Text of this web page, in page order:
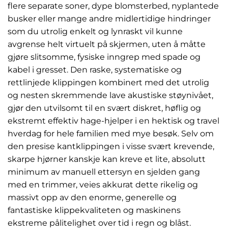
flere separate soner, dype blomsterbed, nyplantede
busker eller mange andre midlertidige hindringer
som du utrolig enkelt og lynraskt vil kunne
avgrense helt virtuelt på skjermen, uten å måtte
gjøre slitsomme, fysiske inngrep med spade og
kabel i gresset. Den raske, systematiske og
rettlinjede klippingen kombinert med det utrolig
og nesten skremmende lave akustiske støynivået,
gjør den utvilsomt til en svært diskret, høflig og
ekstremt effektiv hage-hjelper i en hektisk og travel
hverdag for hele familien med mye besøk. Selv om
den presise kantklippingen i visse svært krevende,
skarpe hjørner kanskje kan kreve et lite, absolutt
minimum av manuell ettersyn en sjelden gang
med en trimmer, veies akkurat dette rikelig og
massivt opp av den enorme, generelle og
fantastiske klippekvaliteten og maskinens
ekstreme pålitelighet over tid i regn og blåst.